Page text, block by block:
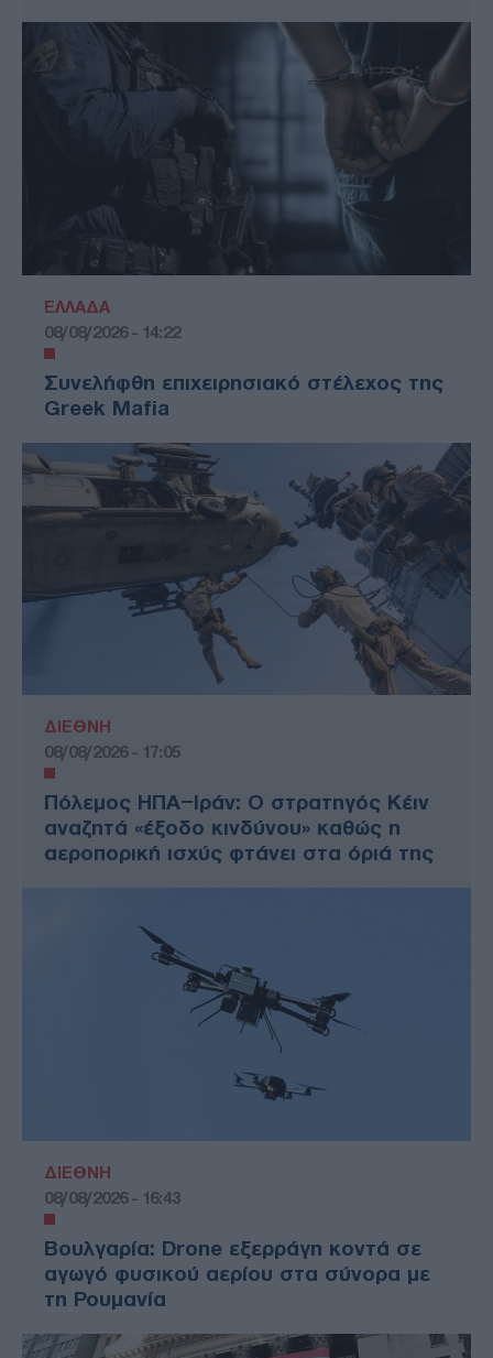
ΕΛΛΑΔΑ
08/08/2026 - 14:22
Συνελήφθη επιχειρησιακό στέλεχος της
Greek Mafia
ΔΙΕΘΝΗ
08/08/2026 - 17:05
Πόλεμος ΗΠΑ–Ιράν: Ο στρατηγός Κέιν
αναζητά «έξοδο κινδύνου» καθώς η
αεροπορική ισχύς φτάνει στα όριά της
ΔΙΕΘΝΗ
08/08/2026 - 16:43
Βουλγαρία: Drone εξερράγη κοντά σε
αγωγό φυσικού αερίου στα σύνορα με
τη Ρουμανία